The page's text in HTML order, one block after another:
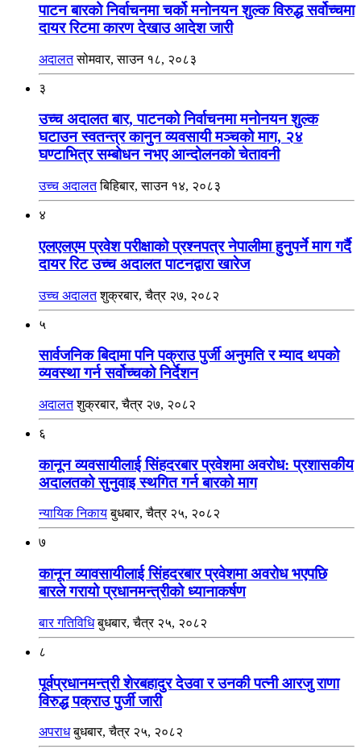
पाटन बारको निर्वाचनमा चर्को मनोनयन शुल्क विरुद्ध सर्वोच्चमा
दायर रिटमा कारण देखाउ आदेश जारी
अदालत सोमवार, साउन १८, २०८३
३
उच्च अदालत बार, पाटनको निर्वाचनमा मनोनयन शुल्क
घटाउन स्वतन्त्र कानुन व्यवसायी मञ्चको माग, २४
घण्टाभित्र सम्बोधन नभए आन्दोलनको चेतावनी
उच्च अदालत बिहिबार, साउन १४, २०८३
४
एलएलएम प्रवेश परीक्षाको प्रश्नपत्र नेपालीमा हुनुपर्ने माग गर्दै
दायर रिट उच्च अदालत पाटनद्वारा खारेज
उच्च अदालत शुक्रबार, चैत्र २७, २०८२
५
सार्वजनिक बिदामा पनि पक्राउ पुर्जी अनुमति र म्याद थपको
व्यवस्था गर्न सर्वोच्चको निर्देशन
अदालत शुक्रबार, चैत्र २७, २०८२
६
कानून व्यवसायीलाई सिंहदरबार प्रवेशमा अवरोध: प्रशासकीय
अदालतको सुनुवाइ स्थगित गर्न बारको माग
न्यायिक निकाय बुधबार, चैत्र २५, २०८२
७
कानून व्यावसायीलाई सिंहदरबार प्रवेशमा अवरोध भएपछि
बारले गरायो प्रधानमन्त्रीको ध्यानाकर्षण
बार गतिविधि बुधबार, चैत्र २५, २०८२
८
पूर्वप्रधानमन्त्री शेरबहादुर देउवा र उनकी पत्नी आरजु राणा
विरुद्ध पक्राउ पुर्जी जारी
अपराध बुधबार, चैत्र २५, २०८२